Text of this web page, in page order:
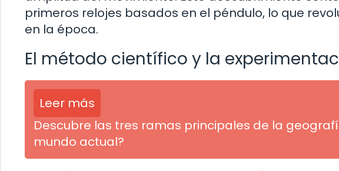
primeros relojes basados en el péndulo, lo que
en la época.
El método científico y la
Leer más
Descubre las tres ramas principales de la
mundo actual?